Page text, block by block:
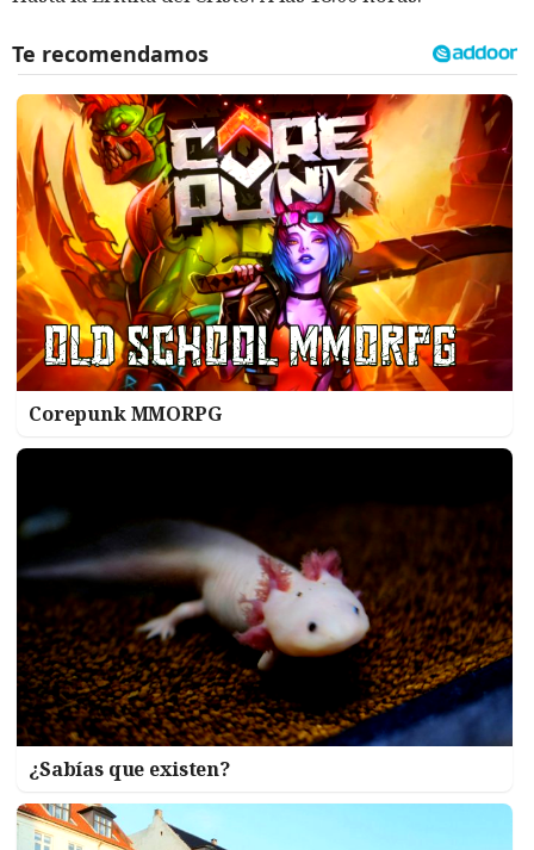
Corepunk MMORPG
¿Sabías que existen?